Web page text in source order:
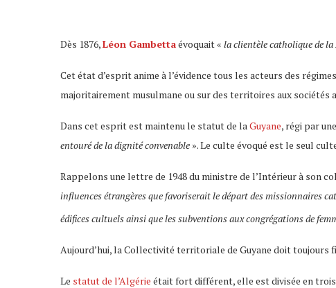
Dès 1876,Léon Gambettaévoquait « la clientèle catholique de la
Cet état d’esprit anime à l’évidence tous les acteurs des
majoritairement musulmane ou sur des territoires aux sociétés
Dans cet esprit est maintenu le statut de laGuyane, régi par une
entouré de la dignité convenable ». Le culte évoqué est le seul
Rappelons une lettre de 1948 du ministre de l’Intérieur à son
influences étrangères que favoriserait le départ des missionnaires
édifices cultuels ainsi que les subventions aux congrégations de
Aujourd’hui, la Collectivité territoriale de Guyane doit toujours
Le statut de l’Algérie était fort différent, elle est divisée en